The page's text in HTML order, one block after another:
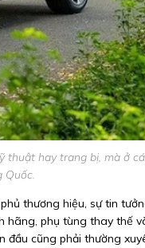
thuật hay trang bị, mà ở
Quốc.
thương hiệu, sự tin
phụ tùng thay thế
cũng phải thường